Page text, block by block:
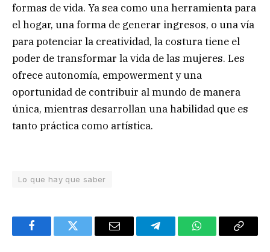
formas de vida. Ya sea como una herramienta para
el hogar, una forma de generar ingresos, o una vía
para potenciar la creatividad, la costura tiene el
poder de transformar la vida de las mujeres. Les
ofrece autonomía, empowerment y una
oportunidad de contribuir al mundo de manera
única, mientras desarrollan una habilidad que es
tanto práctica como artística.
Lo que hay que saber
FacebookTwitter Email TelegramWhatsAppCopy